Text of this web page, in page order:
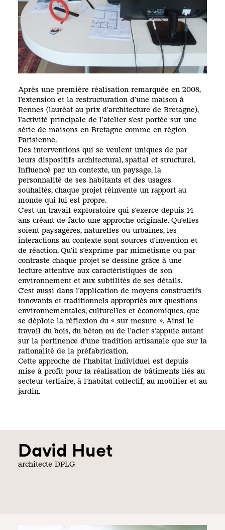
Après une première réalisation remarquée en 2008,
l’extension et la restructuration d’une maison à
Rennes (lauréat au prix d’architecture de Bretagne),
l’activité principale de l’atelier s’est portée sur une
série de maisons en Bretagne comme en région
Parisienne.
Des interventions qui se veulent uniques de par
leurs dispositifs architectural, spatial et structurel.
Influencé par un contexte, un paysage, la
personnalité de ses habitants et des usages
souhaités, chaque projet réinvente un rapport au
monde qui lui est propre.
C’est un travail exploratoire qui s’exerce depuis 14
ans créant de facto une approche originale. Qu’elles
soient paysagères, naturelles ou urbaines, les
interactions au contexte sont sources d’invention et
de réaction. Qu’il s’exprime par mimétisme ou par
contraste chaque projet se dessine grâce à une
lecture attentive aux caractéristiques de son
environnement et aux subtilités de ses détails.
C’est aussi dans l’application de moyens constructifs
innovants et traditionnels appropriés aux questions
environnementales, culturelles et économiques, que
se déploie la réflexion du « sur mesure ». Ainsi le
travail du bois, du béton ou de l’acier s’appuie autant
sur la pertinence d’une tradition artisanale que sur la
rationalité de la préfabrication.
Cette approche de l’habitat individuel est depuis
mise à profit pour la réalisation de bâtiments liés au
secteur tertiaire, à l’habitat collectif, au mobilier et au
jardin.
David Huet
architecte DPLG